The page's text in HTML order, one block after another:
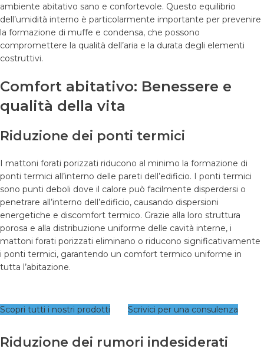
ambiente abitativo sano e confortevole. Questo equilibrio
dell’umidità interno è particolarmente importante per prevenire
la formazione di muffe e condensa, che possono
compromettere la qualità dell’aria e la durata degli elementi
costruttivi.
Comfort abitativo: Benessere e
qualità della vita
Riduzione dei ponti termici
I mattoni forati porizzati riducono al minimo la formazione di
ponti termici all’interno delle pareti dell’edificio. I ponti termici
sono punti deboli dove il calore può facilmente disperdersi o
penetrare all’interno dell’edificio, causando dispersioni
energetiche e discomfort termico. Grazie alla loro struttura
porosa e alla distribuzione uniforme delle cavità interne, i
mattoni forati porizzati eliminano o riducono significativamente
i ponti termici, garantendo un comfort termico uniforme in
tutta l’abitazione.
Scopri tutti i nostri prodotti Scrivici per una consulenza
Riduzione dei rumori indesiderati